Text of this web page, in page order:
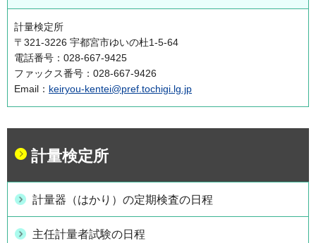
計量検定所
〒321-3226 宇都宮市ゆいの杜1-5-64
電話番号：028-667-9425
ファックス番号：028-667-9426
Email： keiryou-kentei@pref.tochigi.lg.jp
計量検定所
計量器（はかり）の定期検査の日程
主任計量者試験の日程